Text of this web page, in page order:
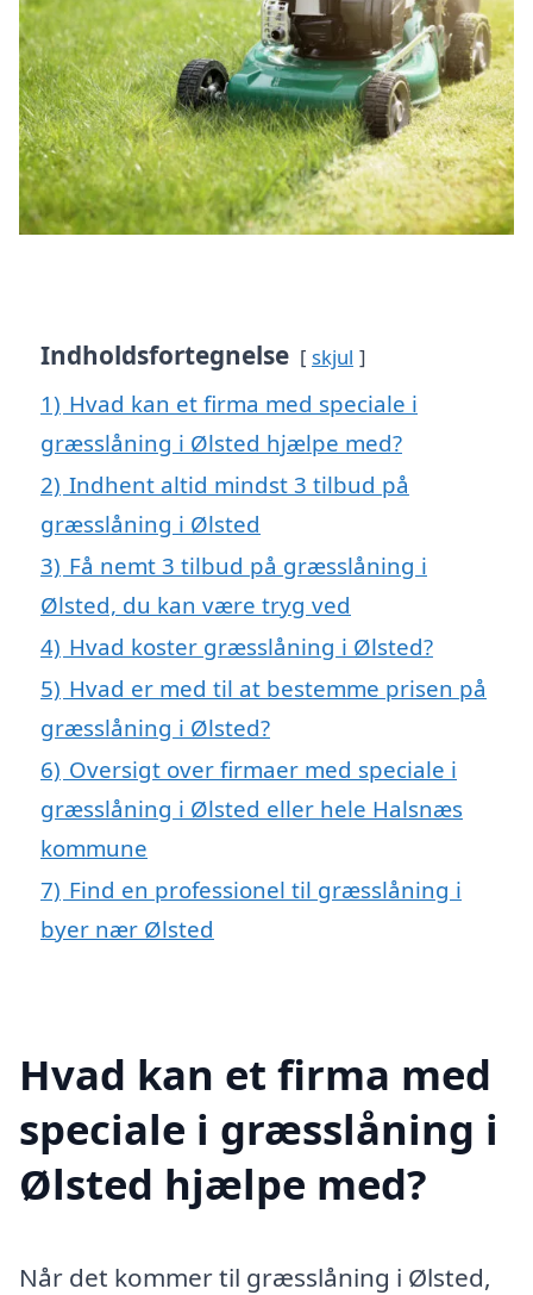
Indholdsfortegnelse skjul
1) Hvad kan et firma med speciale i
græsslåning i Ølsted hjælpe med?
2) Indhent altid mindst 3 tilbud på
græsslåning i Ølsted
3) Få nemt 3 tilbud på græsslåning i
Ølsted, du kan være tryg ved
4) Hvad koster græsslåning i Ølsted?
5) Hvad er med til at bestemme prisen på
græsslåning i Ølsted?
6) Oversigt over firmaer med speciale i
græsslåning i Ølsted eller hele Halsnæs
kommune
7) Find en professionel til græsslåning i
byer nær Ølsted
Hvad kan et firma med
speciale i græsslåning i
Ølsted hjælpe med?
Når det kommer til græsslåning i Ølsted,